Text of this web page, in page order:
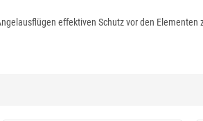
effektiven Schutz vor den Elementen